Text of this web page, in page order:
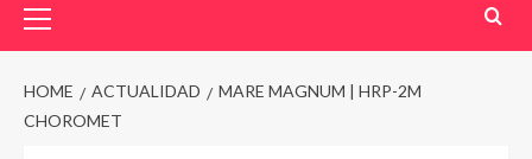
Menu
HOME ACTUALIDAD
MARE MAGNUM | HRP-2M
CHOROMET